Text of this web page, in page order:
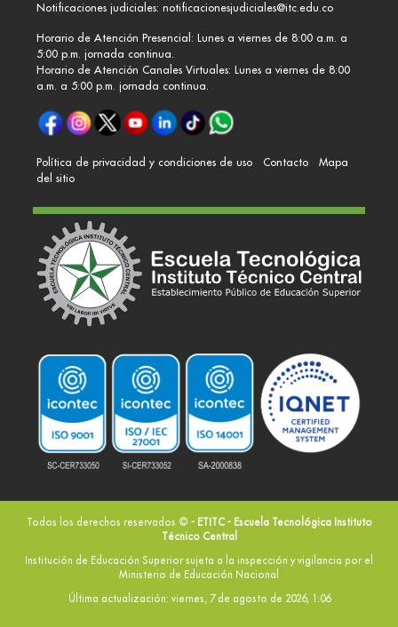
Notificaciones judiciales: notificacionesjudiciales@itc.edu.co
Horario de Atención Presencial: Lunes a viernes de 8:00 a.m. a
5:00 p.m. jornada continua.
Horario de Atención Canales Virtuales: Lunes a viernes de 8:00
a.m. a 5:00 p.m. jornada continua.
Política de privacidad y condiciones de uso Contacto
Mapa
del sitio
Todos los derechos reservados © - ETITC - Escuela Tecnológica Instituto
Técnico Central
Institución de Educación Superior sujeta a la inspección y vigilancia por el
Ministerio de Educación Nacional
Última actualización: viernes, 7 de agosto de 2026, 1:06